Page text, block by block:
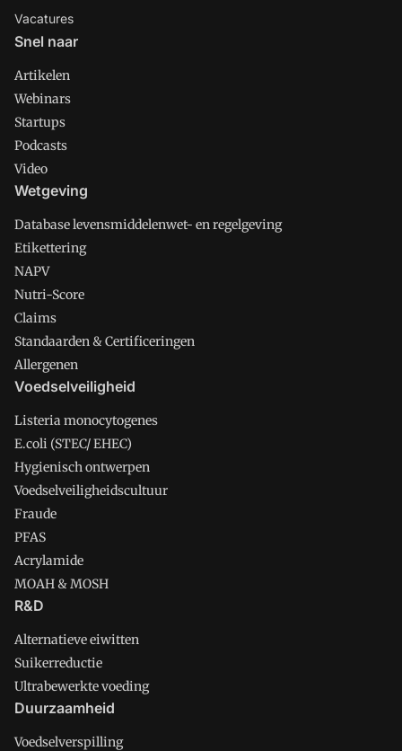
Vacatures
Snel naar
Artikelen
Webinars
Startups
Podcasts
Video
Wetgeving
Database levensmiddelenwet- en regelgeving
Etikettering
NAPV
Nutri-Score
Claims
Standaarden & Certificeringen
Allergenen
Voedselveiligheid
Listeria monocytogenes
E.coli (STEC/ EHEC)
Hygienisch ontwerpen
Voedselveiligheidscultuur
Fraude
PFAS
Acrylamide
MOAH & MOSH
R&D
Alternatieve eiwitten
Suikerreductie
Ultrabewerkte voeding
Duurzaamheid
Voedselverspilling